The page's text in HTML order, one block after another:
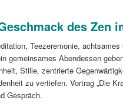
des Zen
Teezeremonie,
gemeinsames Abendessen
Stille, zentrierte
zu vertiefen. Vortrag „Die
Gespräch.